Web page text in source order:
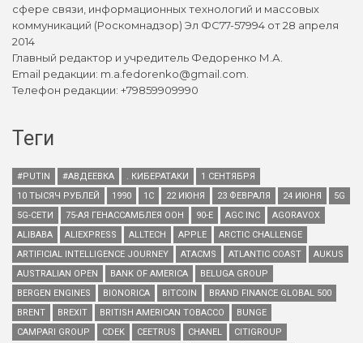
сфере связи, информационных технологий и массовых
коммуникаций (Роскомнадзор) Эл ФС77-57994 от 28 апреля
2014
Главный редактор и учредитель Федоренко М.А.
Email редакции: m.a.fedorenko@gmail.com.
Телефон редакции: +79859909990
Теги
#PUTIN #АВДЕЕВКА . КИБЕРАТАКИ
1 СЕНТЯБРЯ
10 ТЫСЯЧ РУБЛЕЙ
1990 1С 22 ИЮНЯ 23 ФЕВРАЛЯ 24 ИЮНЯ
5G
5G-СЕТИ
75-АЯ ГЕНАССАМБЛЕЯ ООН 90-Е AGC INC
AGORAVOX
ALIBABA
ALIEXPRESS ALLTECH APPLE
ARCTIC CHALLENGE
ARTIFICIAL INTELLIGENCE JOURNEY
ATACMS ATLANTIC COAST
AUKUS
AUSTRALIAN OPEN
BANK OF AMERICA
BELUGA GROUP
BERGEN ENGINES
BIONORICA BITCOIN
BRAND FINANCE GLOBAL 500
BRENT
BREXIT BRITISH AMERICAN TOBACCO
BUNGE
CAMPARI GROUP
CDEK CEETRUS CHANEL
CITIGROUP